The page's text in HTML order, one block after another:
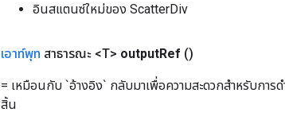
อินสแตนซ์ใหม่ของ ScatterDiv
เอาท์พุท สาธารณะ <T> outputRef ()
= เหมือนกับ `อ้างอิง` กลับมาเพื่อความสะดวกสำหรับการ
สิ้น